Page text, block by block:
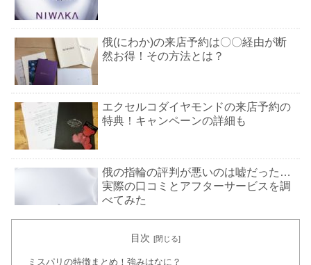
俄(にわか)の来店予約は〇〇経由が断
然お得！その方法とは？
エクセルコダイヤモンドの来店予約の
特典！キャンペーンの詳細も
俄の指輪の評判が悪いのは嘘だった…
実際の口コミとアフターサービスを調
べてみた
明治記念館の結婚式の費用！予算や料
目次
ミスパリの特徴まとめ！強みはなに？